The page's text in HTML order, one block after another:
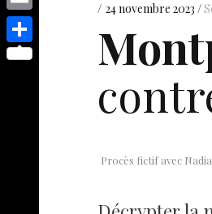
24 novembre 2023
Procès fictif avec
p
e
s
d
I
e
n
y
p
e
o
p
E
m
S